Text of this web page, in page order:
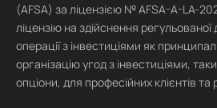
(AFSA) за ліцензією № AFSA-A-LA-
ліцензію на здійснення
операції з інвестиціями як
організацію угод з інвестиціями,
опціони, для професійних клієнтів та